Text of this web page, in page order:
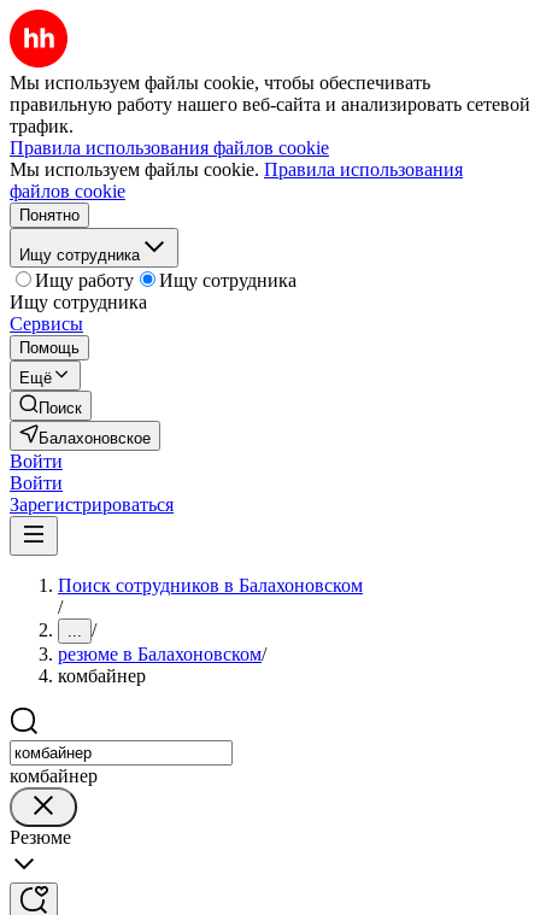
Мы используем файлы cookie, чтобы обеспечивать
правильную работу нашего веб-сайта и анализировать сетевой
трафик.
Правила использования файлов cookie
Мы используем файлы cookie. Правила использования
файлов cookie
Понятно
Ищу сотрудника
Ищу работу
Ищу сотрудника
Ищу сотрудника
Сервисы
Помощь
Ещё
Поиск
Балахоновское
Войти
Войти
Зарегистрироваться
Поиск сотрудников в Балахоновском
/
... /
резюме в Балахоновском/
комбайнер
комбайнер
Резюме